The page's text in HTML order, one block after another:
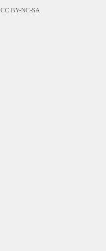
CC BY-NC-SA